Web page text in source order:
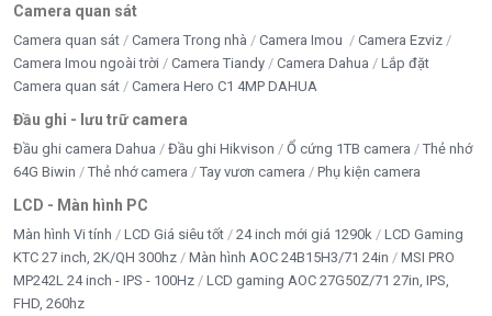
Camera quan sát
Camera quan sát Camera Trong nhà Camera Imou
Camera Ezviz
Camera Imou ngoài trời
Camera Tiandy Camera Dahua
Lắp đặt
Camera quan sát
Camera Hero C1 4MP DAHUA
Đầu ghi - lưu trữ camera
Đầu ghi camera Dahua Đầu ghi Hikvison Ổ cứng 1TB camera
Thẻ nhớ
64G Biwin
Thẻ nhớ camera Tay vươn camera Phụ kiện camera
LCD - Màn hình PC
Màn hình Vi tính LCD Giá siêu tốt 24 inch mới giá 1290k
LCD Gaming
KTC 27 inch, 2K/QH 300hz
Màn hình AOC 24B15H3/71 24in
MSI PRO
MP242L 24 inch - IPS - 100Hz
LCD gaming AOC 27G50Z/71 27in, IPS,
FHD, 260hz